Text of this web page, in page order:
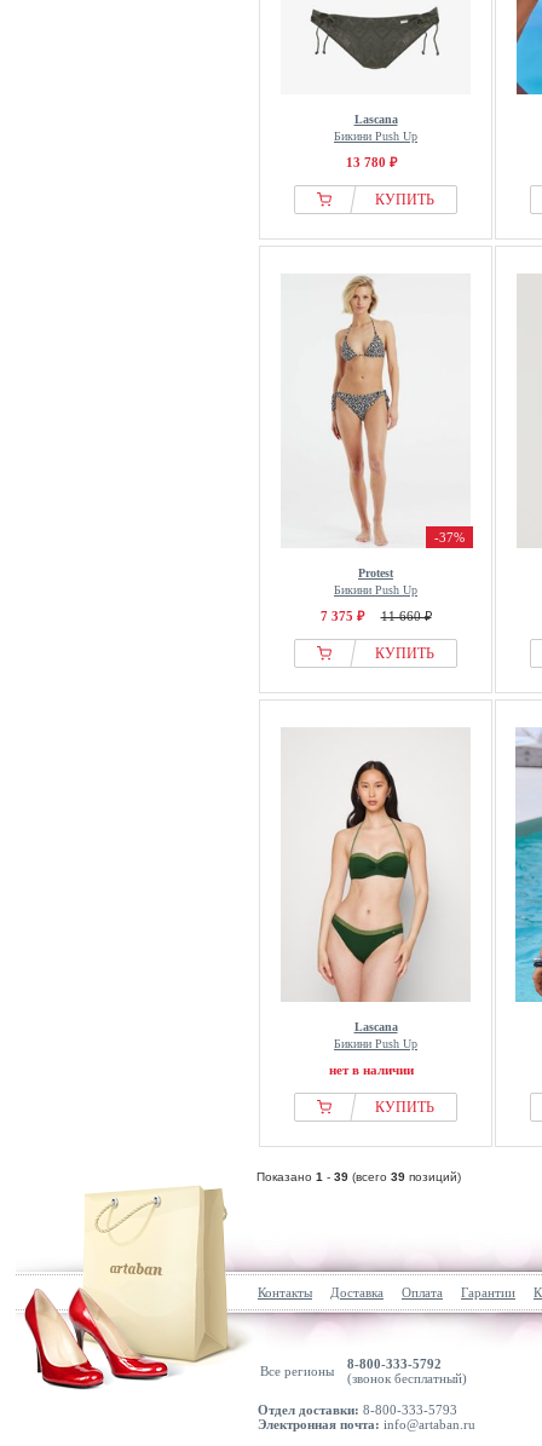
Lascana
Бикини Push Up
13 780 ₽
КУПИТЬ
-37%
Protest
Бикини Push Up
7 375 ₽ 11 660 ₽
КУПИТЬ
Lascana
Бикини Push Up
нет в наличии
КУПИТЬ
Показано 1 - 39 (всего 39 позиций)
Контакты Доставка Оплата Гарантии
Все регионы
8-800-333-5792
(звонок бесплатный)
Отдел доставки: 8-800-333-5793
Электронная почта: info@artaban.ru